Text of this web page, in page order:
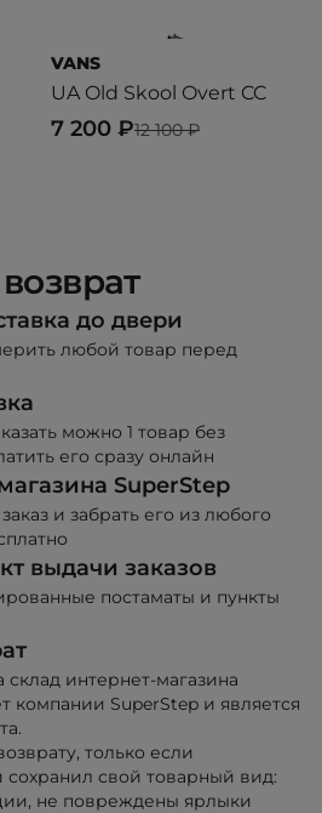
VANS
UA Old Skool Overt CC
12 100 ₽
7 200 ₽
до двери
любой товар перед
можно 1 товар без
его сразу онлайн
SuperStep
и забрать его из любого
выдачи заказов
постаматы и пункты
склад интернет-магазина
компании SuperStep и является
только если
сохранил свой товарный вид:
не повреждены ярлыки